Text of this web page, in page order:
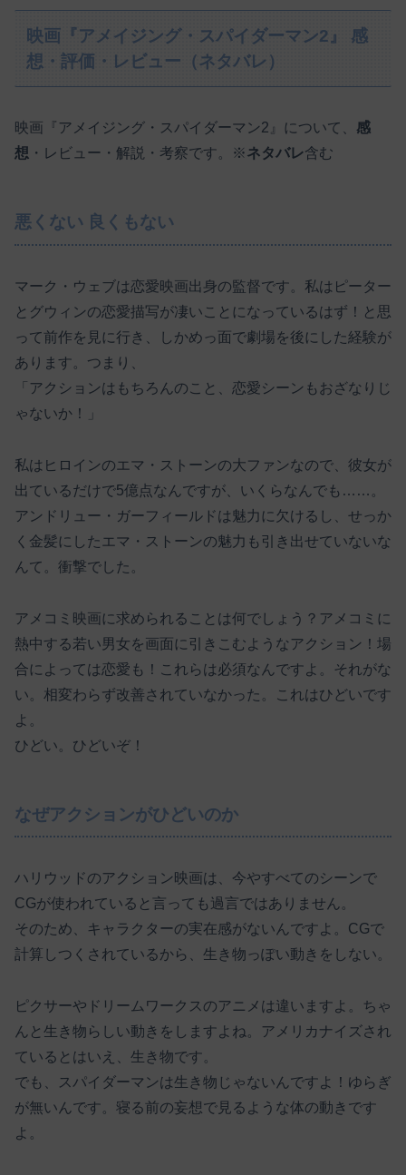
映画『アメイジング・スパイダーマン2』 感
想・評価・レビュー（ネタバレ）
映画『アメイジング・スパイダーマン2』について、 感
想 ・レビュー・解説・考察です。※ネタバレ含む
悪くない 良くもない
マーク・ウェブは恋愛映画出身の監督です。私はピーター
とグウィンの恋愛描写が凄いことになっているはず！と思
って前作を見に行き、しかめっ面で劇場を後にした経験が
あります。つまり、
「アクションはもちろんのこと、恋愛シーンもおざなりじ
ゃないか！」
私はヒロインのエマ・ストーンの大ファンなので、彼女が
出ているだけで5億点なんですが、いくらなんでも……。
アンドリュー・ガーフィールドは魅力に欠けるし、せっか
く金髪にしたエマ・ストーンの魅力も引き出せていないな
んて。衝撃でした。
アメコミ映画に求められることは何でしょう？アメコミに
熱中する若い男女を画面に引きこむようなアクション！場
合によっては恋愛も！これらは必須なんですよ。それがな
い。相変わらず改善されていなかった。これはひどいです
よ。
ひどい。ひどいぞ！
なぜアクションがひどいのか
ハリウッドのアクション映画は、今やすべてのシーンで
CGが使われていると言っても過言ではありません。
そのため、キャラクターの実在感がないんですよ。CGで
計算しつくされているから、生き物っぽい動きをしない。
ピクサーやドリームワークスのアニメは違いますよ。ちゃ
んと生き物らしい動きをしますよね。アメリカナイズされ
ているとはいえ、生き物です。
でも、スパイダーマンは生き物じゃないんですよ！ゆらぎ
が無いんです。寝る前の妄想で見るような体の動きです
よ。